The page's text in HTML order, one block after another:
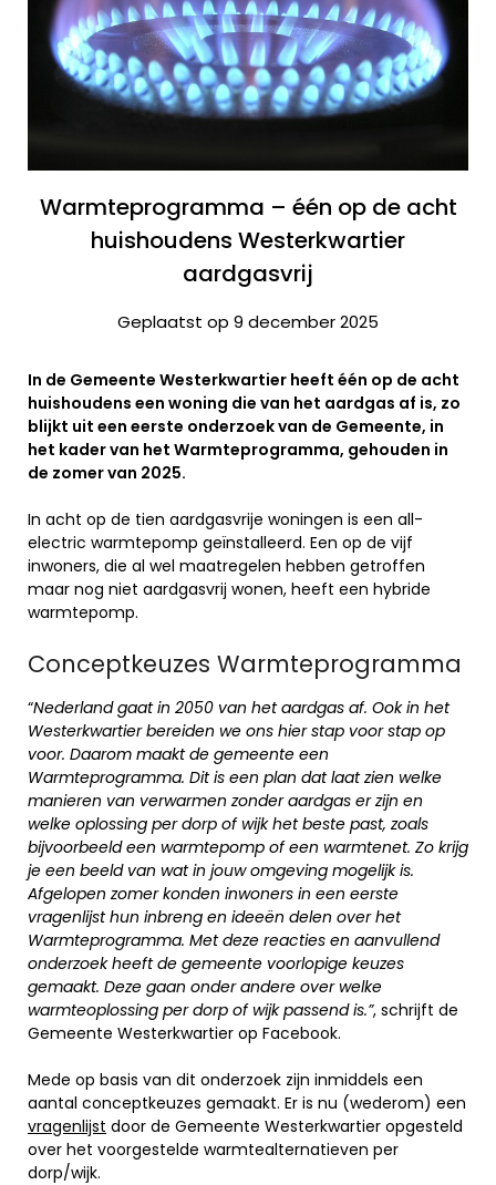
Warmteprogramma – één op de acht
huishoudens Westerkwartier
aardgasvrij
Geplaatst op 9 december 2025
In de Gemeente Westerkwartier heeft één op de acht
huishoudens een woning die van het aardgas af is, zo
blijkt uit een eerste onderzoek van de Gemeente, in
het kader van het Warmteprogramma, gehouden in
de zomer van 2025.
In acht op de tien aardgasvrije woningen is een all-
electric warmtepomp geïnstalleerd. Een op de vijf
inwoners, die al wel maatregelen hebben getroffen
maar nog niet aardgasvrij wonen, heeft een hybride
warmtepomp.
Conceptkeuzes Warmteprogramma
“Nederland gaat in 2050 van het aardgas af. Ook in het
Westerkwartier bereiden we ons hier stap voor stap op
voor. Daarom maakt de gemeente een
Warmteprogramma. Dit is een plan dat laat zien welke
manieren van verwarmen zonder aardgas er zijn en
welke oplossing per dorp of wijk het beste past, zoals
bijvoorbeeld een warmtepomp of een warmtenet. Zo krijg
je een beeld van wat in jouw omgeving mogelijk is.
Afgelopen zomer konden inwoners in een eerste
vragenlijst hun inbreng en ideeën delen over het
Warmteprogramma. Met deze reacties en aanvullend
onderzoek heeft de gemeente voorlopige keuzes
gemaakt. Deze gaan onder andere over welke
warmteoplossing per dorp of wijk passend is.”, schrijft de
Gemeente Westerkwartier op Facebook.
Mede op basis van dit onderzoek zijn inmiddels een
aantal conceptkeuzes gemaakt. Er is nu (wederom) een
vragenlijst door de Gemeente Westerkwartier opgesteld
over het voorgestelde warmtealternatieven per
dorp/wijk.